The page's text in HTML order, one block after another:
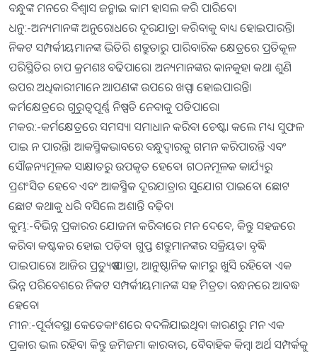
ବନ୍ଧୁଙ୍କ ମନରେ ବିଶ୍ୱାସ ଜନ୍ମାଇ କାମ ହାସଲ କରି ପାରିବେ।
ଧନୁ:-ଅନ୍ୟମାନଙ୍କ ଅନୁରୋଧରେ ଦୂରଯାତ୍ରା କରିବାକୁ ବାଧ୍ୟ ହୋଇପାରନ୍ତି।
ନିକଟ ସମ୍ପର୍କୀୟମାନଙ୍କ ଭିତିରି ଶତ୍ରୁତାରୁ ପାରିବାରିକ କ୍ଷେତ୍ରରେ ପ୍ରତିକୂଳ
ପରିସ୍ଥିତିର ଚାପ କ୍ରମଶଃ ବଢିପାରେ। ଅନ୍ୟମାନଙ୍କର କାନକୁହା କଥା ଶୁଣି
ଉପର ଅଧିକାରୀମାନେ ଆପଣଙ୍କ ଉପରେ ଖପ୍ପା ହୋଇପାରନ୍ତି।
କର୍ମକ୍ଷେତ୍ରରେ ଗୁରୁତ୍ୱପୂର୍ଣ୍ଣ ନିଷ୍ପତି ନେବାକୁ ପଡିପାରେ।
ମକର:-କର୍ମକ୍ଷେତ୍ରରେ ସମସ୍ୟା ସମାଧାନ କରିବା ଚେଷ୍ଟା କଲେ ମଧ୍ୟ ସୁଫଳ
ପାଇ ନ ପାରନ୍ତି। ଆକସ୍ମିକଭାବରେ ବନ୍ଧୁଦ୍ୱାରକୁ ଗମନ କରିପାରନ୍ତି ଏବଂ
ସୌଜନ୍ୟମୂଳକ ସାକ୍ଷାତରୁ ଉପକୃତ ହେବେ। ଗଠନମୂଳକ କାର୍ଯ୍ୟରୁ
ପ୍ରଶଂସିତ ହେବେ ଏବଂ ଆକସ୍ମିକ ଦୂରଯାତ୍ରାର ସୁଯୋଗ ପାଇବେ। ଛୋଟ
ଛୋଟ କଥାକୁ ଧରି ବସିଲେ ଅଶାନ୍ତି ବଢ଼ିବ।
କୁମ୍ଭ:-ବିଭିନ୍ନ ପ୍ରକାରର ଯୋଜନା କରିବାରେ ମନ ଦେବେ, କିନ୍ତୁ ସହଜରେ
କରିବା କଷ୍ଟକର ହୋଇ ପଡ଼ିବ। ଗୁପ୍ତ ଶତ୍ରୁମାନଙ୍କର ସକ୍ରିୟତା ବୃଦ୍ଧି
ପାଇପାରେ। ଆଜିର ପ୍ରତ୍ୟୁଷ ଯାତ୍ରା, ଆନୁଷ୍ଠାନିକ କାମରୁ ଖୁସି ରହିବେ। ଏକ
ଭିନ୍ନ ପରିବେଶରେ ନିକଟ ସମ୍ପର୍କୀୟମାନଙ୍କ ସହ ମିତ୍ରତା ବନ୍ଧନରେ ଆବଦ୍ଧ
ହେବେ।
ମୀନ:-ପୂର୍ବାବସ୍ଥା କେତେକାଂଶରେ ବଦଳିଯାଇଥିବା କାରଣରୁ ମନ ଏକ
ପ୍ରକାର ଭଲ ରହିବ। କିନ୍ତୁ ଜମିଜମା କାରବାର, ବୈବାହିକ କିମ୍ବା ଅର୍ଥ ସମ୍ପର୍କକୁ